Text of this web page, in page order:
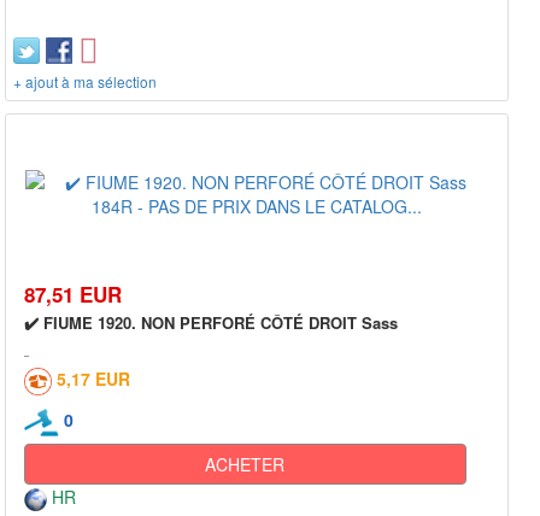
+ ajout à ma sélection
87,51 EUR
✔️ FIUME 1920. NON PERFORÉ CÔTÉ DROIT Sass
5,17 EUR
0
ACHETER
HR